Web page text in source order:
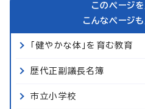
このページ
こんなページ
「健やかな体」を育む教育
歴代正副議長名簿
市立小学校